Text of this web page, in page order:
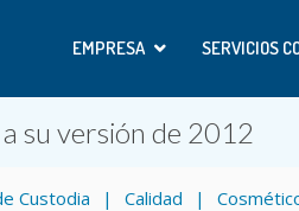
EMPRESA SERVICIOS
su versión de 2012
Custodia Calidad